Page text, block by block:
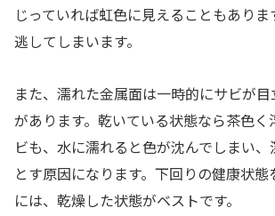
じっていれば虹色に見えることもあり
逃してしまいます。
また、濡れた金属面は一時的にサビが
があります。乾いている状態なら茶色
ビも、水に濡れると色が沈んでしまい
とす原因になります。下回りの健康状
には、乾燥した状態がベストです。